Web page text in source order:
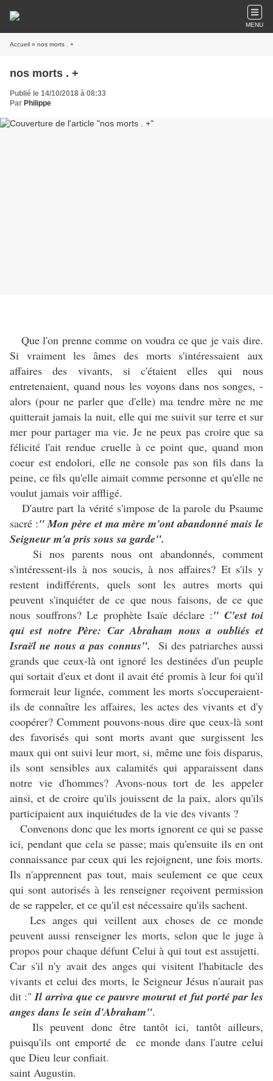
MENU
Accueil » nos morts . +
nos morts . +
Publié le 14/10/2018 à 08:33
Par Philippe
Que l'on prenne comme on voudra ce que je vais dire.
Si vraiment les âmes des morts s'intéressaient aux
affaires des vivants, si c'étaient elles qui nous
entretenaient, quand nous les voyons dans nos songes, -
alors (pour ne parler que d'elle) ma tendre mère ne me
quitterait jamais la nuit, elle qui me suivit sur terre et sur
mer pour partager ma vie. Je ne peux pas croire que sa
félicité l'ait rendue cruelle à ce point que, quand mon
coeur est endolori, elle ne console pas son fils dans la
peine, ce fils qu'elle aimait comme personne et qu'elle ne
voulut jamais voir affligé.
D'autre part la vérité s'impose de la parole du Psaume
sacré :" Mon père et ma mère m'ont abandonné mais le
Seigneur m'a pris sous sa garde".
Si nos parents nous ont abandonnés, comment
s'intéressent-ils à nos soucis, à nos affaires? Et s'ils y
restent indifférents, quels sont les autres morts qui
peuvent s'inquiéter de ce que nous faisons, de ce que
nous souffrons? Le prophète Isaïe déclare :" C'est toi
qui est notre Père: Car Abraham nous a oubliés et
Israël ne nous a pas connus". Si des patriarches aussi
grands que ceux-là ont ignoré les destinées d'un peuple
qui sortait d'eux et dont il avait été promis à leur foi qu'il
formerait leur lignée, comment les morts s'occuperaient-
ils de connaître les affaires, les actes des vivants et d'y
coopérer? Comment pouvons-nous dire que ceux-là sont
des favorisés qui sont morts avant que surgissent les
maux qui ont suivi leur mort, si, même une fois disparus,
ils sont sensibles aux calamités qui apparaissent dans
notre vie d'hommes? Avons-nous tort de les appeler
ainsi, et de croire qu'ils jouissent de la paix, alors qu'ils
participaient aux inquiétudes de la vie des vivants ?
Convenons donc que les morts ignorent ce qui se passe
ici, pendant que cela se passe; mais qu'ensuite ils en ont
connaissance par ceux qui les rejoignent, une fois morts.
Ils n'apprennent pas tout, mais seulement ce que ceux
qui sont autorisés à les renseigner reçoivent permission
de se rappeler, et ce qu'il est nécessaire qu'ils sachent.
Les anges qui veillent aux choses de ce monde
peuvent aussi renseigner les morts, selon que le juge à
propos pour chaque défunt Celui à qui tout est assujetti.
Car s'il n'y avait des anges qui visitent l'habitacle des
vivants et celui des morts, le Seigneur Jésus n'aurait pas
dit :" Il arriva que ce pauvre mourut et fut porté par les
anges dans le sein d'Abraham".
Ils peuvent donc être tantôt ici, tantôt ailleurs,
puisqu'ils ont emporté de ce monde dans l'autre celui
que Dieu leur confiait.
saint Augustin.